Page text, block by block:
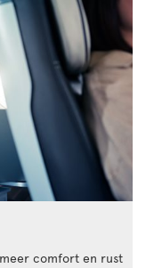
comfort en rust